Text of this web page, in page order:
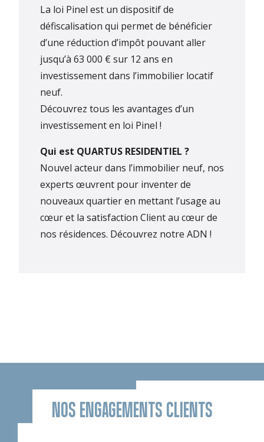
La loi Pinel est un dispositif de
défiscalisation qui permet de bénéficier
d’une réduction d’impôt pouvant aller
jusqu’à 63 000 € sur 12 ans en
investissement dans l’immobilier locatif
neuf.
Découvrez tous les avantages d’un
investissement en loi Pinel !
Qui est QUARTUS RESIDENTIEL ?
Nouvel acteur dans l’immobilier neuf, nos
experts œuvrent pour inventer de
nouveaux quartier en mettant l’usage au
cœur et la satisfaction Client au cœur de
nos résidences. Découvrez notre ADN !
NOS ENGAGEMENTS CLIENTS